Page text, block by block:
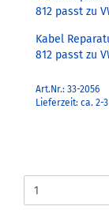
812 passt zu
Kabel
812 passt zu
Art.Nr.: 33-2056
Lieferzeit: ca. 2-3